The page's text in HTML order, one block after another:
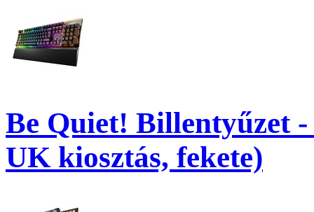
Be Quiet! Billentyűzet
UK kiosztás, fekete)